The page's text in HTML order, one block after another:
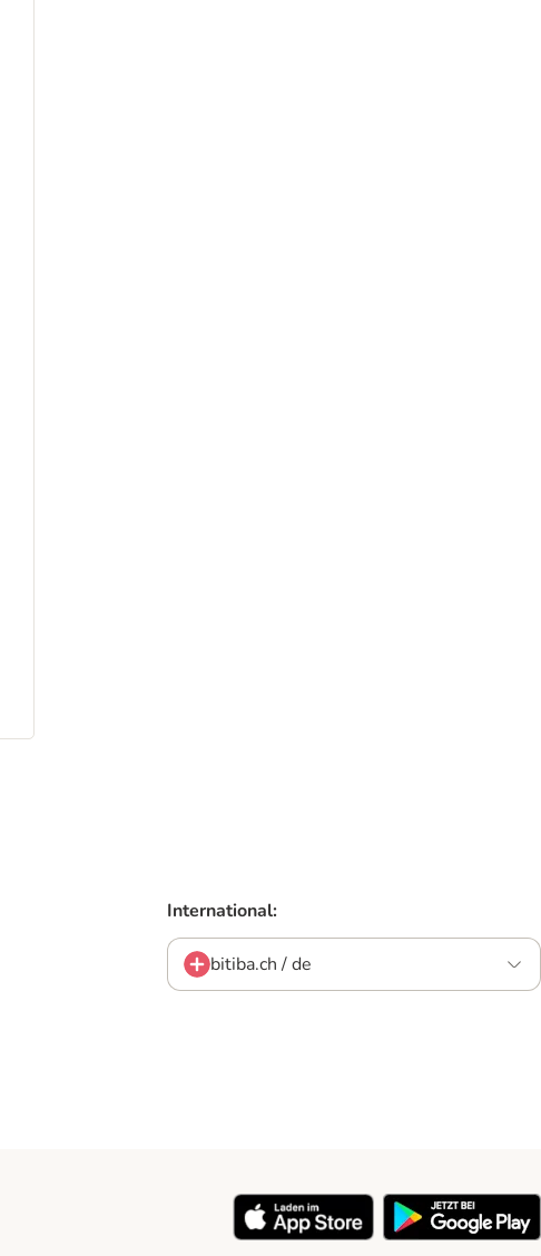
International:
bitiba.ch / de